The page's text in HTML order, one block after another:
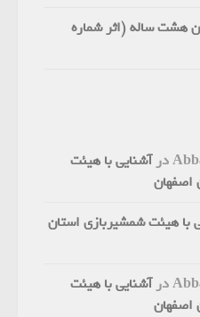
هشت ساله (اثر شماره
درآشنایی با هیئت
اصفهان
با هیئت شمشیربازی استان
درآشنایی با هیئت
اصفهان